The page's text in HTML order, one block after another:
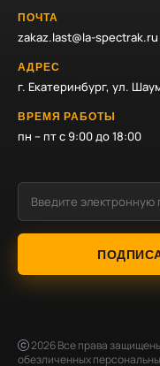
ПОЧТА
zakaz.last@la-spectrak.ru
АДРЕС
г. Екатеринбург, ул.
ВРЕМЯ РАБОТЫ
пн – пт с 9:00 до 18:00
2026Все права
обезличенных